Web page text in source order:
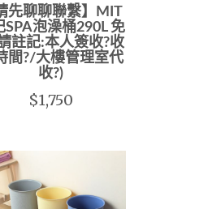
先聊聊聯繫】MIT
SPA泡澡桶290L 免
註記:本人簽收?收
間?/大樓管理室代
收?)
$1,750